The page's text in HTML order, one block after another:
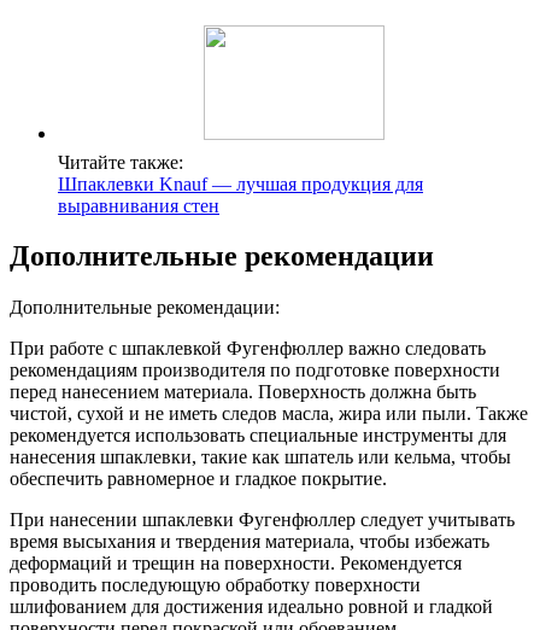
Читайте также:
Шпаклевки Knauf — лучшая продукция для
выравнивания стен
Дополнительные рекомендации
Дополнительные рекомендации:
При работе с шпаклевкой Фугенфюллер важно следовать
рекомендациям производителя по подготовке поверхности
перед нанесением материала. Поверхность должна быть
чистой, сухой и не иметь следов масла, жира или пыли. Также
рекомендуется использовать специальные инструменты для
нанесения шпаклевки, такие как шпатель или кельма, чтобы
обеспечить равномерное и гладкое покрытие.
При нанесении шпаклевки Фугенфюллер следует учитывать
время высыхания и твердения материала, чтобы избежать
деформаций и трещин на поверхности. Рекомендуется
проводить последующую обработку поверхности
шлифованием для достижения идеально ровной и гладкой